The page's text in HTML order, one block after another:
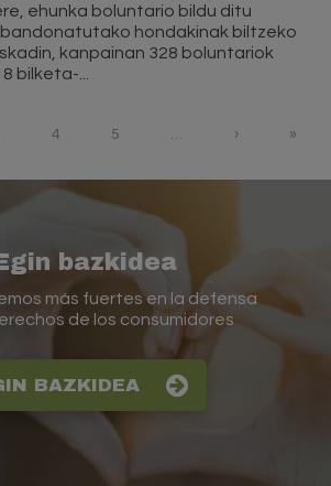
ehunka boluntario bildu ditu
hondakinak biltzeko
kanpainan 328 boluntariok
bilketa-...
4 5 … › »
bazkidea
más fuertes en la defensa
de los consumidores
BAZKIDEA